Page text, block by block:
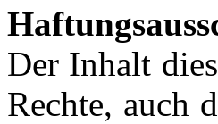
Der Inhalt
Rechte, auch